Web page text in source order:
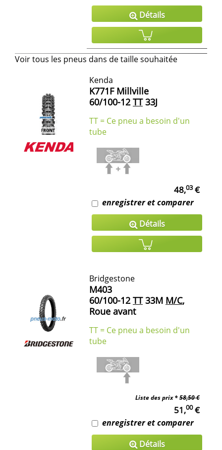
Détails
Voir tous les pneus dans de taille souhaitée
Kenda
K771F Millville
60/100-12 TT33J
TT = Ce pneu a besoin d'un
tube
48,03€
enregistrer et comparer
Détails
Bridgestone
M403
60/100-12 TT33M M/C,
Roue avant
TT = Ce pneu a besoin d'un
tube
Liste des prix *58,50 €
51,00€
enregistrer et comparer
Détails